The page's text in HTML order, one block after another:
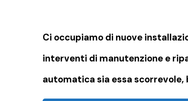
Ci occupiamo di nuove
interventi di manutenzione e
automatica sia essa